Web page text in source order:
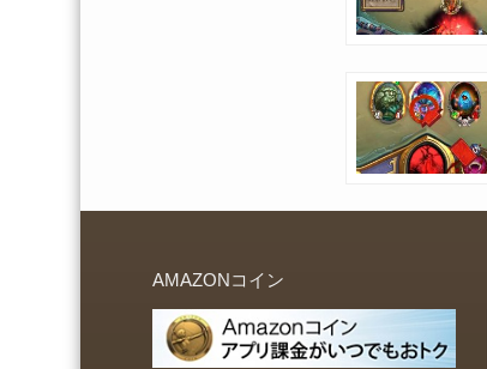
AMAZONコイン